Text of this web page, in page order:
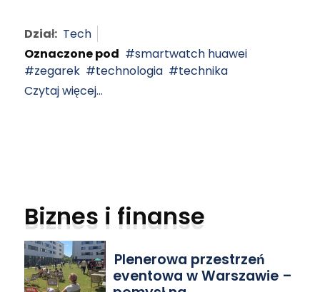
Dział: Tech
Oznaczone pod
smartwatch huawei
zegarek
technologia
technika
Czytaj więcej...
Biznes i finanse
Plenerowa przestrzeń
eventowa w Warszawie –